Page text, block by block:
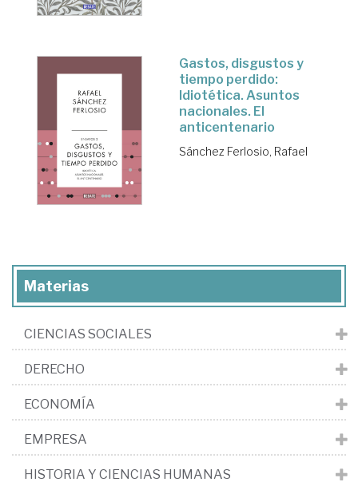
Gastos, disgustos y
tiempo perdido:
Idiotética. Asuntos
nacionales. El
anticentenario
Sánchez Ferlosio, Rafael
Materias
CIENCIAS SOCIALES
DERECHO
ECONOMÍA
EMPRESA
HISTORIA Y CIENCIAS HUMANAS